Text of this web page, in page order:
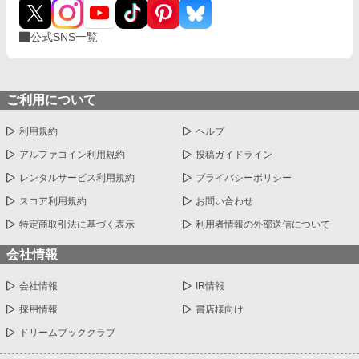
公式SNS一覧
ご利用について
利用規約 ヘルプ
アルファコイン利用規約 投稿ガイドライン
レンタルサービス利用規約 プライバシーポリシー
スコア利用規約 お問い合わせ
特定商取引法に基づく表示 利用者情報の外部送信について
会社情報
会社情報 IR情報
採用情報 書店様向け
ドリームブッククラブ